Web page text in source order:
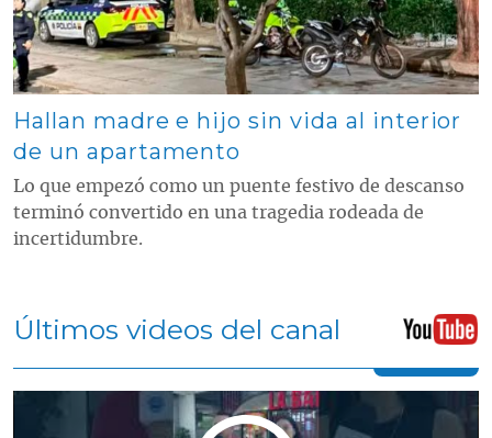
Hallan madre e hijo sin vida al interior
de un apartamento
Lo que empezó como un puente festivo de descanso
terminó convertido en una tragedia rodeada de
incertidumbre.
Últimos videos del canal